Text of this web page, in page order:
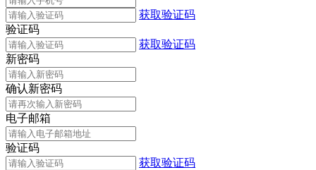
获取验证码
验证码
获取验证码
新密码
确认新密码
电子邮箱
验证码
获取验证码